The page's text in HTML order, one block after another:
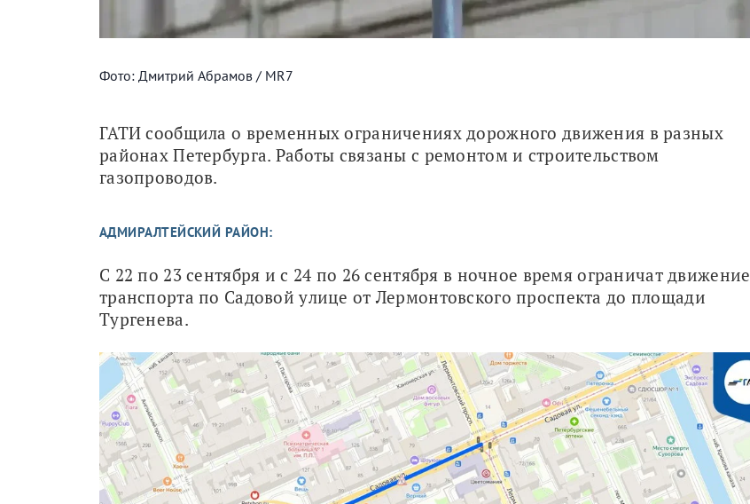
Фото: Дмитрий Абрамов / MR7
ГАТИ сообщила о временных ограничениях дорожного движения в разных
районах Петербурга. Работы связаны с ремонтом и строительством
газопроводов.
АДМИРАЛТЕЙСКИЙ РАЙОН:
С 22 по 23 сентября и с 24 по 26 сентября в ночное время ограничат движение
транспорта по Садовой улице от Лермонтовского проспекта до площади
Тургенева.